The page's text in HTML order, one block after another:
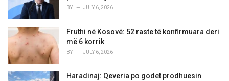
BY JULY 6, 2026
Fruthi në Kosovë: 52 raste të konfirmuara deri
më 6 korrik
BY JULY 6, 2026
Haradinaj: Qeveria po godet prodhuesin